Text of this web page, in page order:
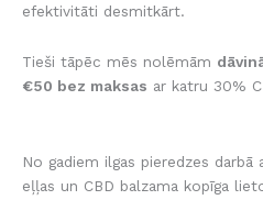
efektivitāti desmitkārt.
Tieši tāpēc mēs nolēmām
€50 bez maksas ar katru 30%
No gadiem ilgas pieredzes darbā
eļļas un CBD balzama kopīga